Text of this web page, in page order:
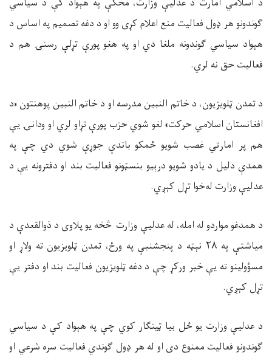
ګوندونو هر ډول فعالیت منع اعلام کړی وو او د دغه تصمیم په اساس د
هېواد سیاسي ګوندونه ملغا دي او په هغو پورې تړلې رسنۍ هم د
فعالیت حق نه لري.
د تمدن ټلویزیون، د خاتم النبین مدرسه او د خاتم النبین پوهنتون «د
افغانستان اسلامي حرکت»لغو شوي حزب پورې تړاو لري او ودانۍ یې
هم پر امارتي غصب شویو ځمکو باندې جوړې شوي دي چې په
همدې دلیل د یادو شويو درېیو بنسټونو فعالیت بند او دفترونه یې د
عدلیې وزارت له‌خوا تړل کېږي.
د همدغو مواردو له امله، له عدلیې وزارت څخه یو پلاوی د ذوالقعدې د
میاشتې په ۲۸ نېټه د پنجشنبې په ورځ، تمدن ټلویزیون ته ولاړ او
مسؤولینو ته یې خبر ورکړ چې د دغه ټلویزیون فعالیت بند او دفتر یې
تړل کېږي.
د عدلیې وزارت یو ځل بیا ټینګار کوي چې په هېواد کې د سیاسي
ګوندونو فعالیت ممنوع دی او له هر ډول ګوندي فعالیت سره شرعي او